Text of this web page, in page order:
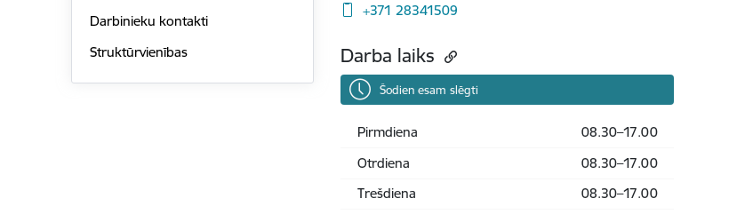
Darbinieku kontakti
Struktūrvienības
+371 28341509
Darba laiks
Šodien esam slēgti
Pirmdiena
08.30–17.00
Otrdiena
08.30–17.00
Trešdiena
08.30–17.00